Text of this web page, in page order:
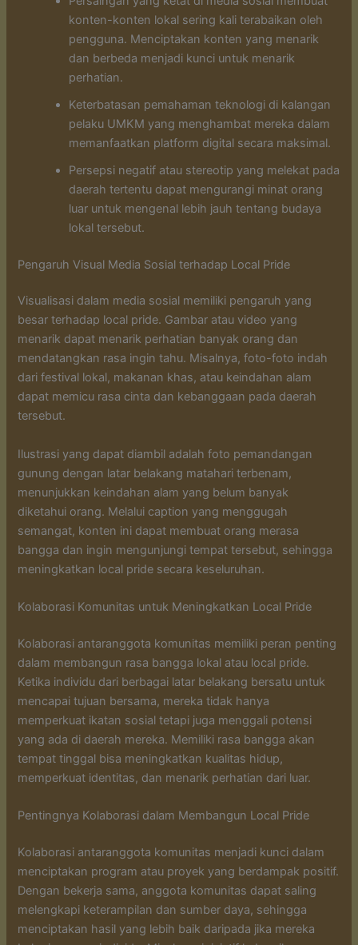
konten-konten lokal sering kali terabaikan oleh
pengguna. Menciptakan konten yang menarik
dan berbeda menjadi kunci untuk menarik
perhatian.
Keterbatasan pemahaman teknologi di kalangan
pelaku UMKM yang menghambat mereka dalam
memanfaatkan platform digital secara maksimal.
Persepsi negatif atau stereotip yang melekat pada
daerah tertentu dapat mengurangi minat orang
luar untuk mengenal lebih jauh tentang budaya
lokal tersebut.
Pengaruh Visual Media Sosial terhadap Local Pride
Visualisasi dalam media sosial memiliki pengaruh yang
besar terhadap local pride. Gambar atau video yang
menarik dapat menarik perhatian banyak orang dan
mendatangkan rasa ingin tahu. Misalnya, foto-foto indah
dari festival lokal, makanan khas, atau keindahan alam
dapat memicu rasa cinta dan kebanggaan pada daerah
tersebut.
Ilustrasi yang dapat diambil adalah foto pemandangan
gunung dengan latar belakang matahari terbenam,
menunjukkan keindahan alam yang belum banyak
diketahui orang. Melalui caption yang menggugah
semangat, konten ini dapat membuat orang merasa
bangga dan ingin mengunjungi tempat tersebut, sehingga
meningkatkan local pride secara keseluruhan.
Kolaborasi Komunitas untuk Meningkatkan Local Pride
Kolaborasi antaranggota komunitas memiliki peran penting
dalam membangun rasa bangga lokal atau local pride.
Ketika individu dari berbagai latar belakang bersatu untuk
mencapai tujuan bersama, mereka tidak hanya
memperkuat ikatan sosial tetapi juga menggali potensi
yang ada di daerah mereka. Memiliki rasa bangga akan
tempat tinggal bisa meningkatkan kualitas hidup,
memperkuat identitas, dan menarik perhatian dari luar.
Pentingnya Kolaborasi dalam Membangun Local Pride
Kolaborasi antaranggota komunitas menjadi kunci dalam
menciptakan program atau proyek yang berdampak positif.
Dengan bekerja sama, anggota komunitas dapat saling
melengkapi keterampilan dan sumber daya, sehingga
menciptakan hasil yang lebih baik daripada jika mereka